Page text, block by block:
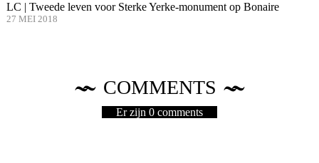
LC | Tweede leven voor Sterke Yerke-monument op Bonaire
27 MEI 2018
COMMENTS
Er zijn 0 comments